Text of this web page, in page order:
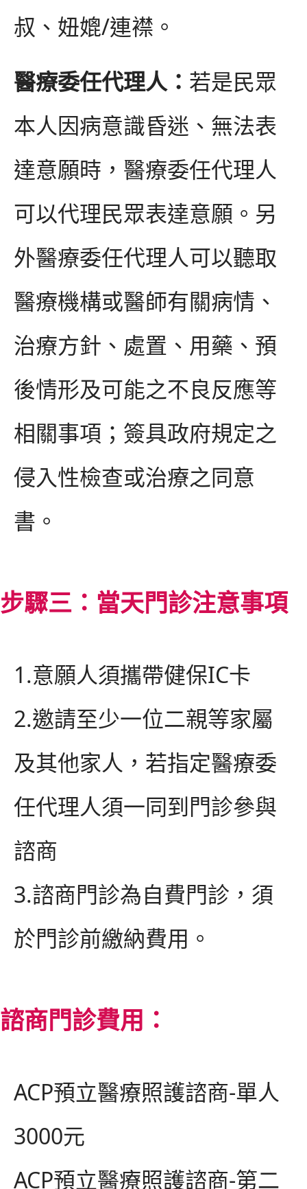
叔、妞媲/連襟。
醫療委任代理人： 若是民眾
本人因病意識昏迷、無法表
達意願時，醫療委任代理人
可以代理民眾表達意願。另
外醫療委任代理人可以聽取
醫療機構或醫師有關病情、
治療方針、處置、用藥、預
後情形及可能之不良反應等
相關事項；簽具政府規定之
侵入性檢查或治療之同意
書。
步驟三：當天門診注意事項
1.意願人須攜帶健保IC卡
2.邀請至少一位二親等家屬
及其他家人，若指定醫療委
任代理人須一同到門診參與
諮商
3.諮商門診為自費門診，須
於門診前繳納費用。
諮商門診費用：
ACP預立醫療照護諮商-單人
3000元
ACP預立醫療照護諮商-第二